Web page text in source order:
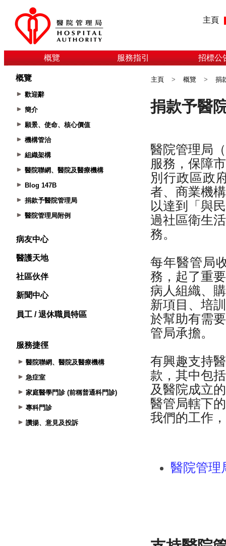
主頁
概覽 服務指引 招標公
概覽
歡迎辭
簡介
願景、使命、核心價值
機構管治
組織架構
醫院聯網、醫院及醫療機構
Blog 147B
捐款予醫院管理局
醫院管理局附例
病友中心
醫護天地
社區伙伴
新聞中心
員工 / 退休職員特區
服務捷徑
醫院聯網、醫院及醫療機構
急症室
家庭醫學門診 (前稱普通科門診)
專科門診
讚揚、意見及投訴
主頁 > 概覽 > 捐